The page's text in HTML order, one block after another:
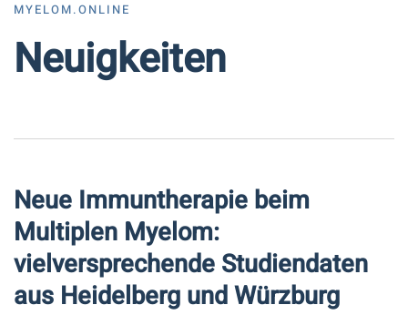
MYELOM.ONLINE
Neuigkeiten
Neue Immuntherapie beim
Multiplen Myelom:
vielversprechende Studiendaten
aus Heidelberg und Würzburg